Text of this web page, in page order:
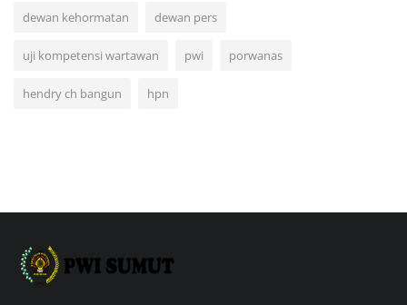
dewan kehormatan dewan pers
uji kompetensi wartawan pwi porwanas
hendry ch bangun hpn